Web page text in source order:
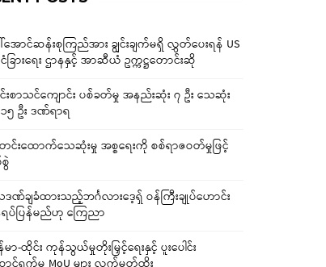
အောင်ဆန်းစုကြည်အား ချွင်းချက်မရှိ လွှတ်ပေးရန် US
ခြားရေး ဌာနနှင့် အာဆီယံ ဥက္ကဋ္ဌတောင်းဆို
စာသင်ကျောင်း ပစ်ခတ်မှု အနည်းဆုံး ၇ ဦး သေဆုံး
၁၅ ဦး ဒဏ်ရာရ
းထောက်သေဆုံးမှု အစ္စရေးကို စစ်ရာဇဝတ်မှုဖြင့်
ဏ်ချခံထားသည့်ဘင်္ဂလားဒေ့ရှ် ဝန်ကြီးချုပ်ဟောင်း
ပ်ပြန်မည်ဟု ကြေညာ
မာ-ထိုင်း ကုန်သွယ်မှုတိုးမြှင့်ရေးနှင့် ပူးပေါင်း